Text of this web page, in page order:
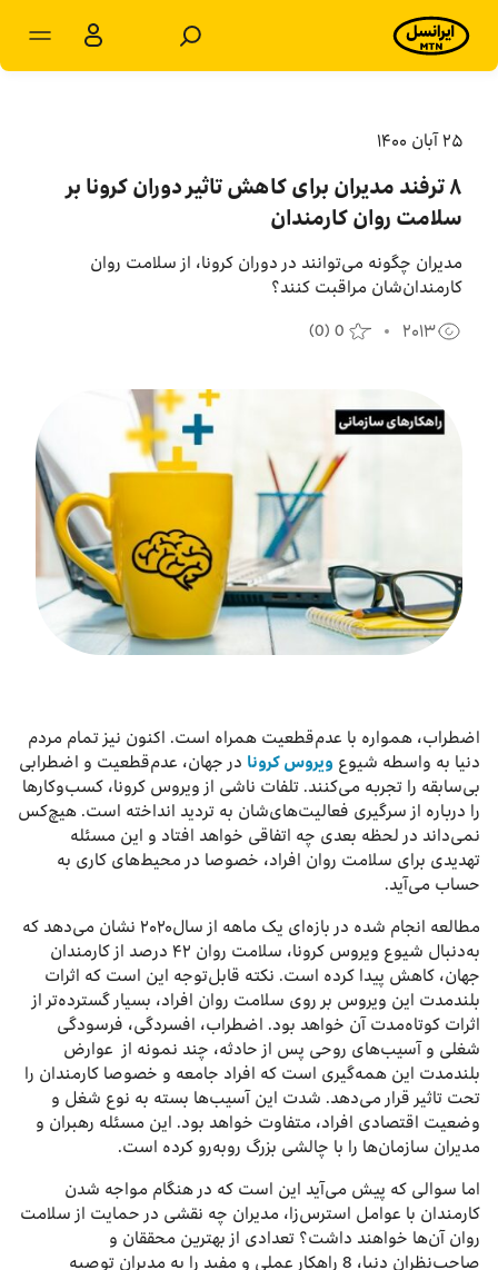
محصولات و راهکارها
فروشگاه
سامانه‌ها
اخبار
بازارگاه ایرانسل
EN
۲۵ آبان ۱۴۰۰
٨ ترفند مدیران برای کاهش تاثیر دوران کرونا بر
سلامت روان کارمندان
مدیران چگونه می‌توانند در دوران کرونا، از سلامت روان
کارمندان‌شان مراقبت کنند؟
۲۰۱۳ (0) 0
اضطراب، همواره با عدم‌قطعیت همراه است. اکنون نیز تمام مردم
دنیا به ‌واسطه شیوع ویروس کرونا در جهان، عدم‌قطعیت و اضطرابی
بی‌سابقه را تجربه می‌کنند. تلفات ناشی از ویروس کرونا، کسب‌وکارها
را درباره از سرگیری فعالیت‌های‌شان به تردید انداخته است. هیچ‌کس
نمی‌داند در لحظه بعدی چه اتفاقی خواهد افتاد و این مسئله
تهدیدی برای سلامت روان افراد، خصوصا در محیط‌های کاری به
حساب می‌آید.
مطالعه انجام شده در بازه‌ای یک ماهه از سال۲۰۲۰ نشان می‌دهد که
به‌دنبال شیوع ویروس کرونا، سلامت روان ۴۲ درصد از کارمندان
جهان، کاهش پیدا کرده است. نکته قابل‌توجه این است که اثرات
بلند‌مدت این ویروس بر روی سلامت روان افراد، بسیار گسترده‌تر از
اثرات کوتاه‌مدت آن خواهد بود. اضطراب، افسردگی، فرسودگی
شغلی و آسیب‌های روحی پس از حادثه، چند نمونه از عوارض
بلندمدت این همه‌گیری است که افراد جامعه و خصوصا کارمندان را
تحت تاثیر قرار می‌دهد. شدت این آسیب‌ها بسته به نوع شغل و
وضعیت اقتصادی افراد، متفاوت خواهد بود. این مسئله رهبران و
مدیران سازمان‌ها را با چالشی بزرگ رو‌به‌رو کرده است.
اما سوالی که پیش می‌آید این است که در هنگام مواجه شدن
کارمندان با عوامل استرس‌زا، مدیران چه نقشی در حمایت از سلامت
روان آن‌ها خواهند داشت؟ تعدادی از بهترین محققان و
صاحب‌نظران دنیا، 8 راهکار عملی و مفید را به مدیران توصیه